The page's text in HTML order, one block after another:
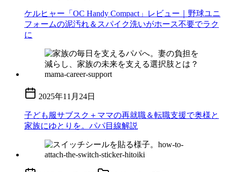
ケルヒャー「OC Handy Compact」レビュー｜野球ユニ
フォームの泥汚れ＆スパイク洗いがホース不要でラク
に
2025年11月24日
子ども服サブスク＋ママの再就職＆転職支援で奥様と
家族にゆとりを。パパ目線解説